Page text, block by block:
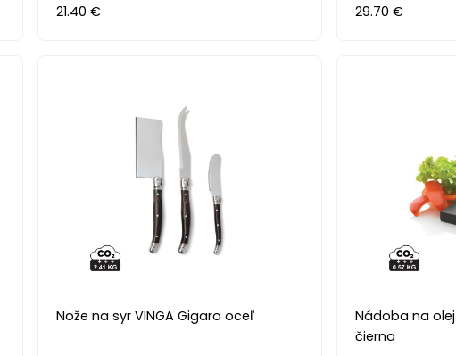
21.40 € 29.70 €
Nože na syr VINGA Gigaro oceľ
Nádoba na
čierna